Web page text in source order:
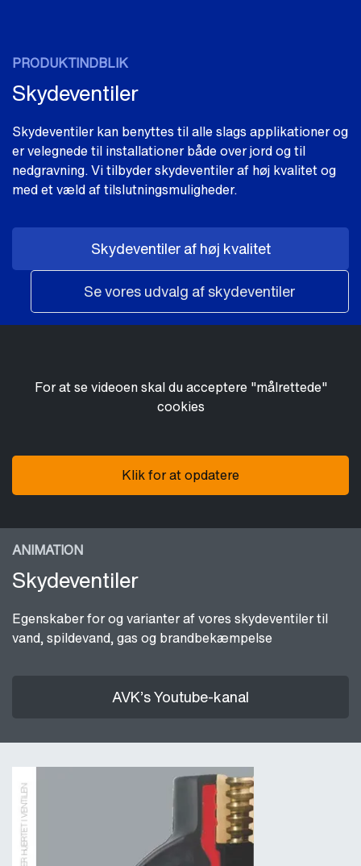
PRODUKTINDBLIK
Skydeventiler
Skydeventiler kan benyttes til alle slags applikationer og
er velegnede til installationer både over jord og til
nedgravning. Vi tilbyder skydeventiler af høj kvalitet og
med et væld af tilslutningsmuligheder.
Skydeventiler af høj kvalitet
Se vores udvalg af skydeventiler
For at se videoen skal du acceptere "målrettede"
cookies
Klik for at opdatere
ANIMATION
Skydeventiler
Egenskaber for og varianter af vores skydeventiler til
vand, spildevand, gas og brandbekæmpelse
AVK’s Youtube-kanal